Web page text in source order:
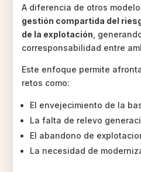
A diferencia de otros
gestión compartida del
de la explotación ,
corresponsabilidad entre
Este enfoque permite
retos como:
El envejecimiento de la
La falta de relevo
El abandono de
La necesidad de